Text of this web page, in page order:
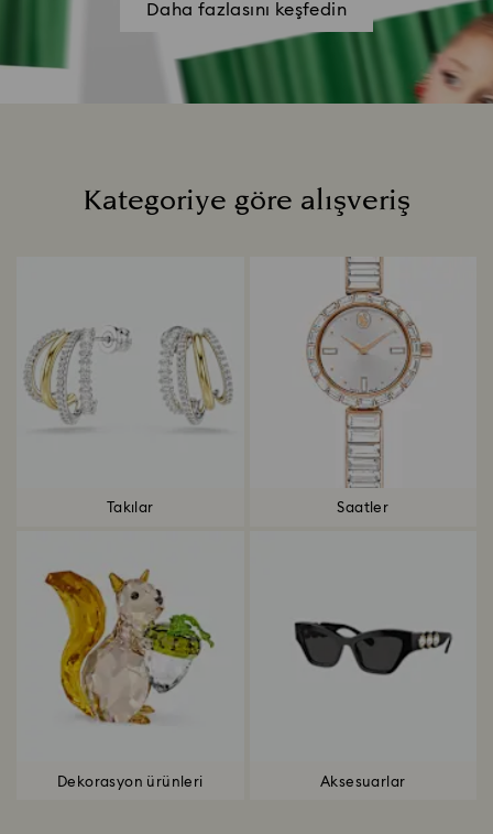
Daha fazlasını keşfedin
Kategoriye göre alışveriş
Takılar Saatler
Dekorasyon ürünleri Aksesuarlar